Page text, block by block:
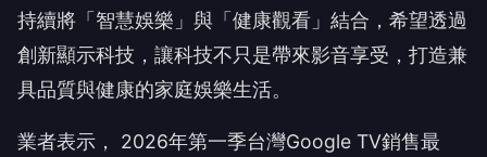
持續將「智慧娛樂」與「健康觀看」結合，希望透過
創新顯示科技，讓科技不只是帶來影音享受，打造兼
具品質與健康的家庭娛樂生活。
業者表示， 2026年第一季台灣Google TV銷售最